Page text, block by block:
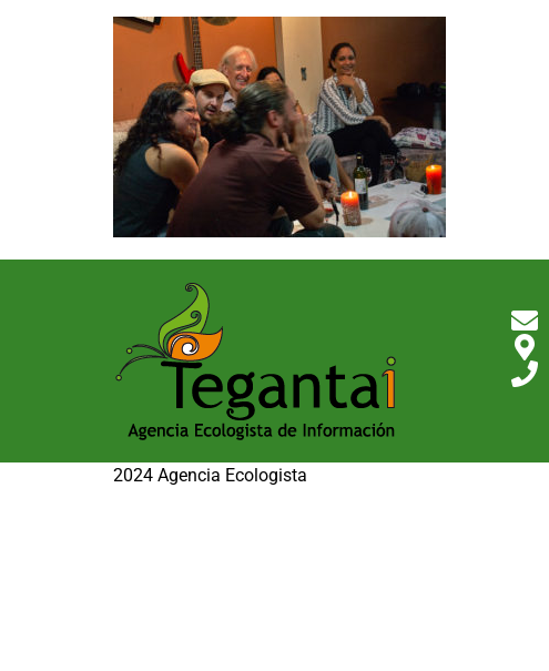
2024 Agencia Ecologista